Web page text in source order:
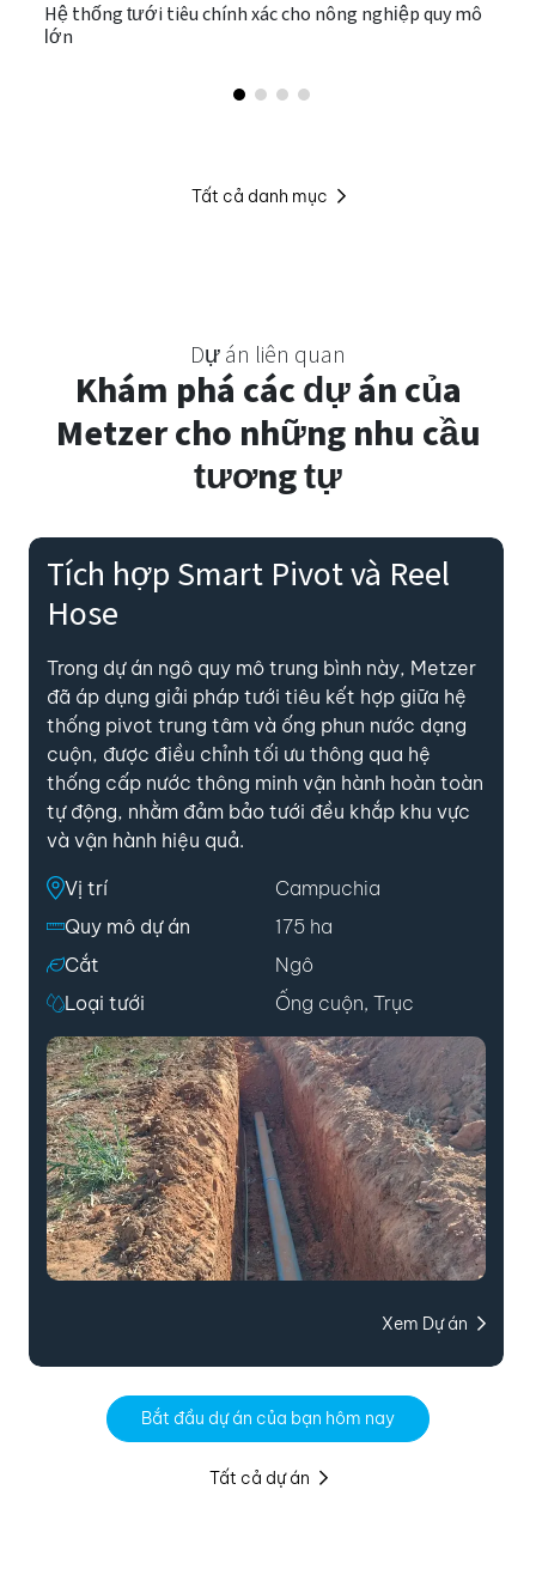
Hệ thống tưới tiêu chính xác cho nông nghiệp quy mô
lớn
Tất cả danh mục
Dự án liên quan
Khám phá các dự án của
Metzer cho những nhu cầu
tương tự
Tích hợp Smart Pivot và Reel
Hose
Trong dự án ngô quy mô trung bình này, Metzer
đã áp dụng giải pháp tưới tiêu kết hợp giữa hệ
thống pivot trung tâm và ống phun nước dạng
cuộn, được điều chỉnh tối ưu thông qua hệ
thống cấp nước thông minh vận hành hoàn toàn
tự động, nhằm đảm bảo tưới đều khắp khu vực
và vận hành hiệu quả.
Vị trí
Campuchia
Quy mô dự án
175 ha
Cắt
Ngô
Loại tưới
Ống cuộn, Trục
Xem Dự án
Bắt đầu dự án của bạn hôm nay
Tất cả dự án